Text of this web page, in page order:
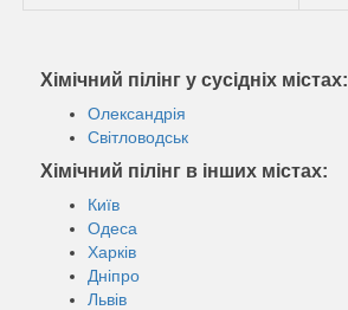
Хімічний пілінг у сусідніх містах:
Олександрія
Світловодськ
Хімічний пілінг в інших містах:
Київ
Одеса
Харків
Дніпро
Львів